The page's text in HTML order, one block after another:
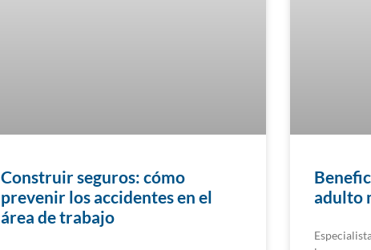
Construir seguros: cómo
prevenir los accidentes en el
área de trabajo
adulto